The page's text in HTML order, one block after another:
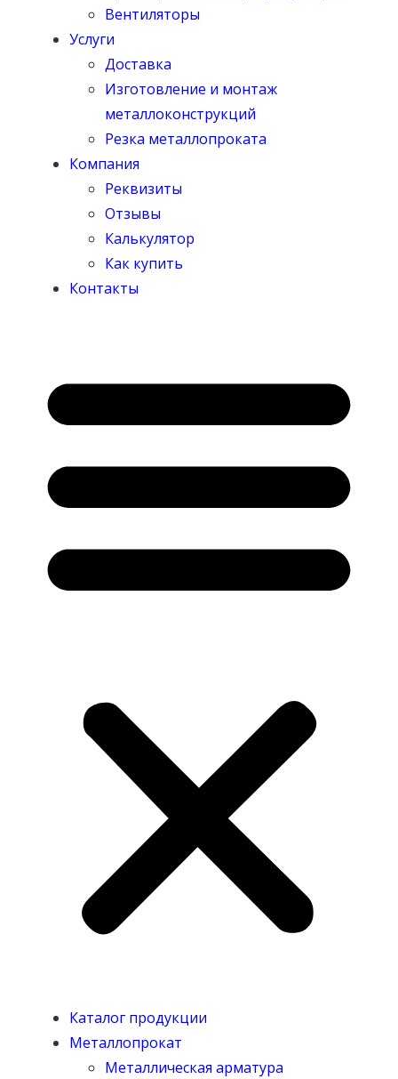
Вентиляторы
Услуги
Доставка
Изготовление и монтаж
металлоконструкций
Резка металлопроката
Компания
Реквизиты
Отзывы
Калькулятор
Как купить
Контакты
Каталог продукции
Металлопрокат
Металлическая арматура